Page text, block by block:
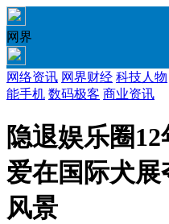
网界
网络资讯 网界财经 科技人物
能手机 数码极客 商业资讯
隐退娱乐圈
爱在国际犬
风景